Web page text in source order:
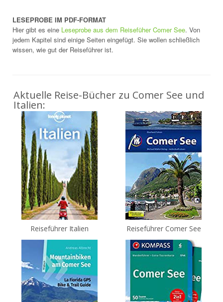
LESEPROBE IM PDF-FORMAT
Hier gibt es eine Leseprobe aus dem Reisefüher Comer See. Von
jedem Kapitel sind einige Seiten eingefügt. Sie wollen schließlich
wissen, wie gut der Reiseführer ist.
Aktuelle Reise-Bücher zu Comer See und
Italien:
Reiseführer Italien Reiseführer Comer See